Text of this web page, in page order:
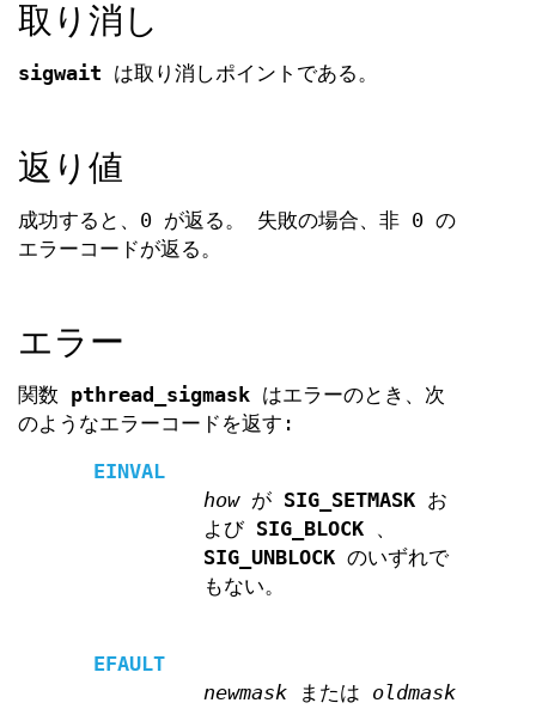
取り消し
sigwait は取り消しポイントである。
返り値
成功すると、0 が返る。 失敗の場合、非 0 の
エラーコードが返る。
エラー
関数 pthread_sigmask はエラーのとき、次
のようなエラーコードを返す:
EINVAL
howが SIG_SETMASKお
よび SIG_BLOCK、
SIG_UNBLOCKのいずれで
もない。
EFAULT
newmaskまたは oldmask